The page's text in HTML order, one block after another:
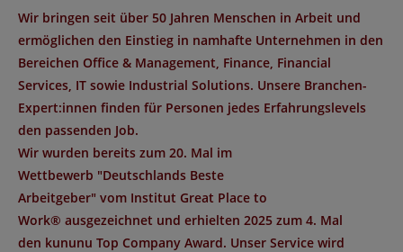
Wir bringen seit über 50 Jahren Menschen in Arbeit und
ermöglichen den Einstieg in namhafte Unternehmen in den
Bereichen Office & Management, Finance, Financial
Services, IT sowie Industrial Solutions. Unsere Branchen-
Expert:innen finden für Personen jedes Erfahrungslevels
den passenden Job.
Wir wurden bereits zum 20. Mal im
Wettbewerb "Deutschlands Beste
Arbeitgeber" vom Institut Great Place to
Work® ausgezeichnet und erhielten 2025 zum 4. Mal
den kununu Top Company Award. Unser Service wird